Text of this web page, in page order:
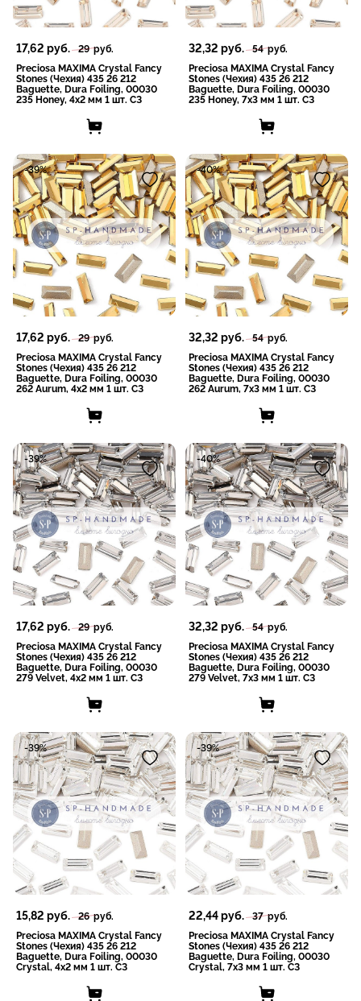
17,62 руб. 29руб.
Preciosa MAXIMA Crystal Fancy
Stones (Чехия) 435 26 212
Baguette, Dura Foiling, 00030
235 Honey, 4x2 мм 1 шт. СЗ
32,32 руб. 54руб.
Preciosa MAXIMA Crystal Fancy
Stones (Чехия) 435 26 212
Baguette, Dura Foiling, 00030
235 Honey, 7x3 мм 1 шт. СЗ
17,62 руб. 29руб.
Preciosa MAXIMA Crystal Fancy
Stones (Чехия) 435 26 212
Baguette, Dura Foiling, 00030
262 Aurum, 4x2 мм 1 шт. СЗ
-39%
32,32 руб. 54руб.
Preciosa MAXIMA Crystal Fancy
Stones (Чехия) 435 26 212
Baguette, Dura Foiling, 00030
262 Aurum, 7x3 мм 1 шт. СЗ
-40%
17,62 руб. 29руб.
Preciosa MAXIMA Crystal Fancy
Stones (Чехия) 435 26 212
Baguette, Dura Foiling, 00030
279 Velvet, 4x2 мм 1 шт. СЗ
-39%
32,32 руб. 54руб.
Preciosa MAXIMA Crystal Fancy
Stones (Чехия) 435 26 212
Baguette, Dura Foiling, 00030
279 Velvet, 7x3 мм 1 шт. СЗ
-40%
15,82 руб. 26руб.
Preciosa MAXIMA Crystal Fancy
Stones (Чехия) 435 26 212
Baguette, Dura Foiling, 00030
Crystal, 4x2 мм 1 шт. СЗ
-39%
22,44руб. 37руб.
Preciosa MAXIMA Crystal Fancy
Stones (Чехия) 435 26 212
Baguette, Dura Foiling, 00030
Crystal, 7x3 мм 1 шт. СЗ
-39%